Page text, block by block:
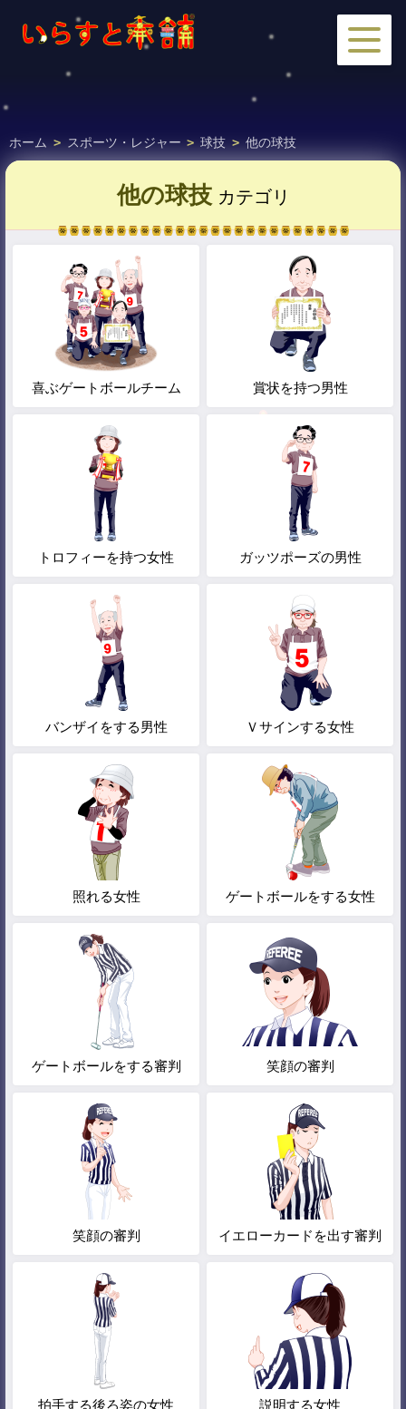
ホーム > スポーツ・レジャー > 球技 > 他の球技
他の球技カテゴリ
喜ぶゲートボールチーム 賞状を持つ男性
トロフィーを持つ女性 ガッツポーズの男性
バンザイをする男性 Ｖサインする女性
照れる女性 ゲートボールをする女性
ゲートボールをする審判 笑顔の審判
笑顔の審判 イエローカードを出す審判
拍手する後ろ姿の女性 説明する女性